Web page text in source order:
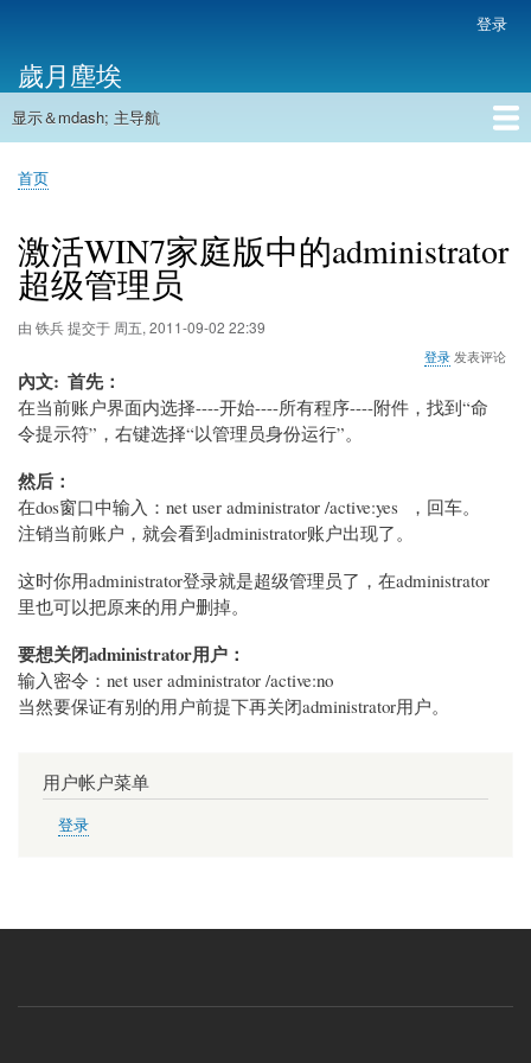
主
内
帐
户
菜
单
登录
歲月塵埃
主
航
显示＆mdash; 主导航
首页
面
屑
首页
激活WIN7家庭版中的administrator
超级管理员
由 铁兵提交于 周五, 2011-09-02 22:39
登录 发表评论
內文 首先：
在当前账户界面内选择----开始----所有程序----附件，找到“命
令提示符”，右键选择“以管理员身份运行”。
然后：
在dos窗口中输入：net user administrator /active:yes ，回车。
注销当前账户，就会看到administrator账户出现了。
这时你用administrator登录就是超级管理员了，在administrator
里也可以把原来的用户删掉。
要想关闭administrator用户：
输入密令：net user administrator /active:no
当然要保证有别的用户前提下再关闭administrator用户。
用户帐户菜单
登录